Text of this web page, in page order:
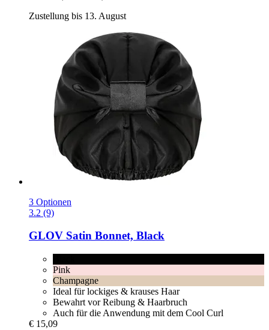
Zustellung bis 13. August
3 Optionen
3.2 (9)
GLOV Satin Bonnet, Black
Pink
Champagne
Ideal für lockiges & krauses Haar
Bewahrt vor Reibung & Haarbruch
Auch für die Anwendung mit dem Cool Curl
€ 15,09